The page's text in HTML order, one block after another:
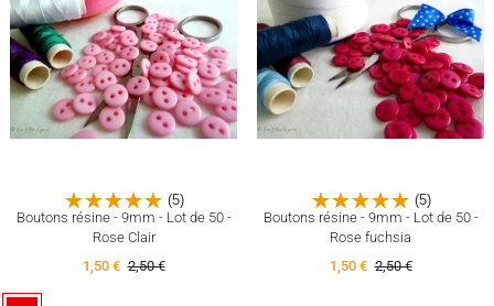
(5)
Boutons résine - 9mm - Lot de 50 -
Rose Clair
1,50 € 2,50 €
(5)
Boutons résine - 9mm - Lot de 50 -
Rose fuchsia
1,50 € 2,50 €